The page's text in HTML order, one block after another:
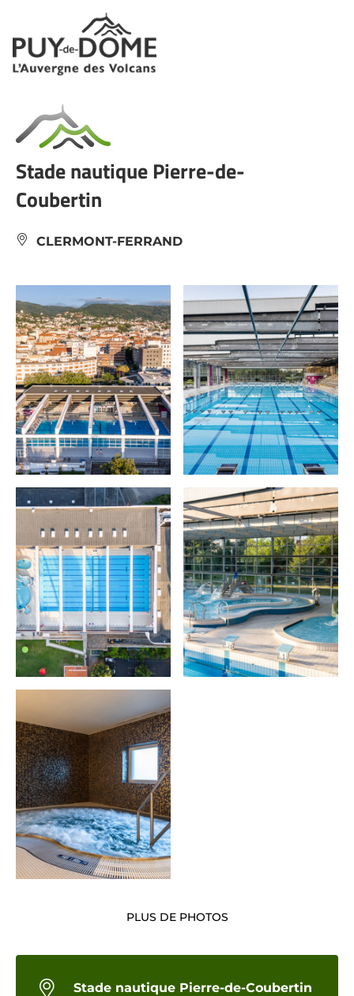
Panneau de gestion des cookies
Stade nautique Pierre-de-
Coubertin
CLERMONT-FERRAND
PLUS DE PHOTOS
Stade nautique Pierre-de-Coubertin